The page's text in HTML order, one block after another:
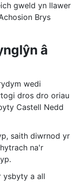
gweld yn llawer
Brys
â
wedi
dros dro oriau
Castell Nedd
saith diwrnod yr
na'r
ysbyty a all